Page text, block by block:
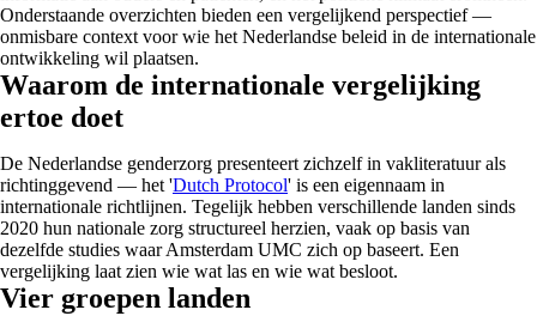
Onderstaande overzichten bieden een vergelijkend perspectief —
onmisbare context voor wie het Nederlandse beleid in de internationale
ontwikkeling wil plaatsen.
Waarom de internationale vergelijking
ertoe doet
De Nederlandse genderzorg presenteert zichzelf in vakliteratuur als
richtinggevend — het 'Dutch Protocol' is een eigennaam in
internationale richtlijnen. Tegelijk hebben verschillende landen sinds
2020 hun nationale zorg structureel herzien, vaak op basis van
dezelfde studies waar Amsterdam UMC zich op baseert. Een
vergelijking laat zien wie wat las en wie wat besloot.
Vier groepen landen